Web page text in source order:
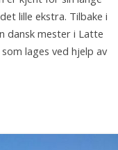
lille ekstra. Tilbake i
dansk mester i Latte
lages ved hjelp av